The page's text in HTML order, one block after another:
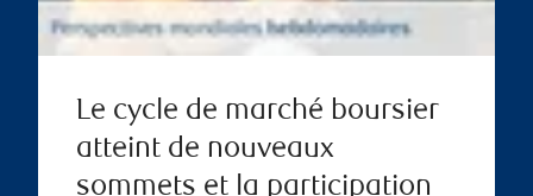
Le cycle de marché boursier
atteint de nouveaux
sommets et la participation